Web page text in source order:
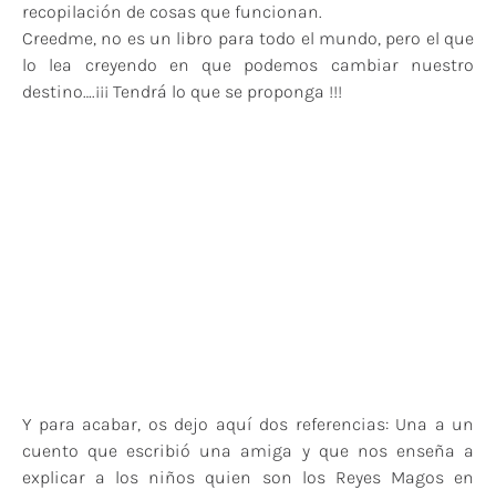
recopilación de cosas que funcionan.
Creedme, no es un libro para todo el mundo, pero el que
lo lea creyendo en que podemos cambiar nuestro
destino….¡¡¡ Tendrá lo que se proponga !!!
Y para acabar, os dejo aquí dos referencias: Una a un
cuento que escribió una amiga y que nos enseña a
explicar a los niños quien son los Reyes Magos en